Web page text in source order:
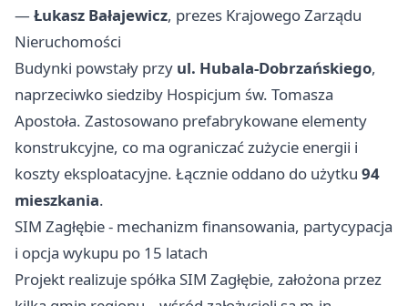
— Łukasz Bałajewicz, prezes Krajowego Zarządu
Nieruchomości
Budynki powstały przy ul. Hubala-Dobrzańskiego,
naprzeciwko siedziby Hospicjum św. Tomasza
Apostoła. Zastosowano prefabrykowane elementy
konstrukcyjne, co ma ograniczać zużycie energii i
koszty eksploatacyjne. Łącznie oddano do użytku 94
mieszkania.
SIM Zagłębie - mechanizm finansowania, partycypacja
i opcja wykupu po 15 latach
Projekt realizuje spółka SIM Zagłębie, założona przez